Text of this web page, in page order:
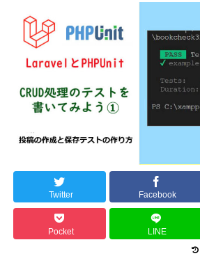
Twitter Facebook
Pocket LINE